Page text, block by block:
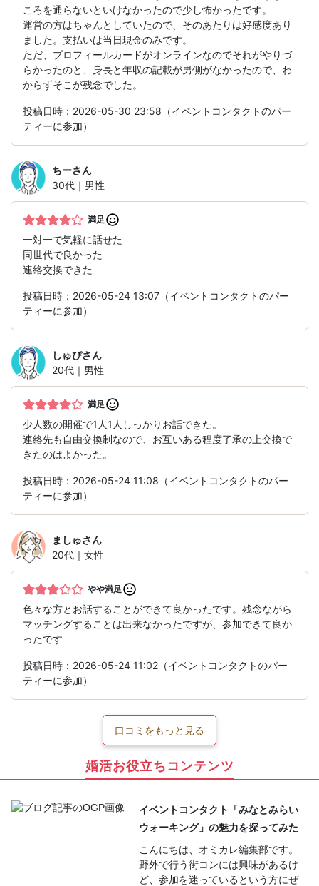
ころを通らないといけなかったので少し怖かったです。
運営の方はちゃんとしていたので、そのあたりは好感度あり
ました。支払いは当日現金のみです。
ただ、プロフィールカードがオンラインなのでそれがやりづ
らかったのと、身長と年収の記載が男側がなかったので、わ
からずそこが残念でした。
投稿日時：2026-05-30 23:58（イベントコンタクトのパー
ティーに参加）
ちーさん
30代｜男性
満足
一対一で気軽に話せた
同世代で良かった
連絡交換できた
投稿日時：2026-05-24 13:07（イベントコンタクトのパー
ティーに参加）
しゅぴさん
20代｜男性
満足
少人数の開催で1人1人しっかりお話できた。
連絡先も自由交換制なので、お互いある程度了承の上交換で
きたのはよかった。
投稿日時：2026-05-24 11:08（イベントコンタクトのパー
ティーに参加）
ましゅさん
20代｜女性
やや満足
色々な方とお話することができて良かったです。残念ながら
マッチングすることは出来なかったですが、参加できて良か
ったです
投稿日時：2026-05-24 11:02（イベントコンタクトのパー
ティーに参加）
口コミをもっと見る
婚活お役立ちコンテンツ
イベントコンタクト「みなとみらい
ウォーキング」の魅力を探ってみた
こんにちは、オミカレ編集部です。
野外で行う街コンには興味があるけ
ど、参加を迷っているという方にぜ